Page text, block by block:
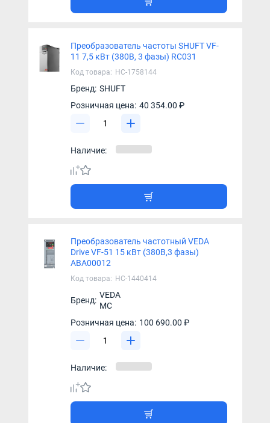
Преобразователь частоты SHUFT VF-
11 7,5 кВт (380В, 3 фазы) RC031
Код товара: НС-1758144
Бренд: SHUFT
Розничная цена: 40 354.00 ₽
Наличие:
Преобразователь частотный VEDA
Drive VF-51 15 кВт (380В,3 фазы)
ABA00012
Код товара: НС-1440414
Бренд:
VEDA
MC
Розничная цена: 100 690.00 ₽
Наличие: